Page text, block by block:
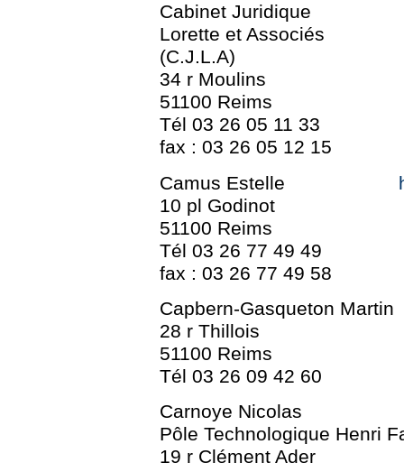
Cabinet Juridique
Lorette et Associés
(C.J.L.A)
34 r Moulins
51100 Reims
Tél 03 26 05 11 33
fax : 03 26 05 12 15
Camus Estelle
10 pl Godinot
51100 Reims
Tél 03 26 77 49 49
fax : 03 26 77 49 58
Capbern-Gasqueton Martin
28 r Thillois
51100 Reims
Tél 03 26 09 42 60
Carnoye Nicolas
Pôle Technologique Henri
19 r Clément Ader